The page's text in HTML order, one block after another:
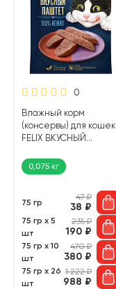
0
Влажный корм
(консервы) для кошек
FELIX ВКУСНЫЙ
ягненок пауч (75 гр)
0,075 кг
75 гр
47₽
38 ₽
75 гр х 5
шт
235₽
190 ₽
75 гр х 10
шт
470₽
380 ₽
75 гр х 26
шт
1 222₽
988 ₽